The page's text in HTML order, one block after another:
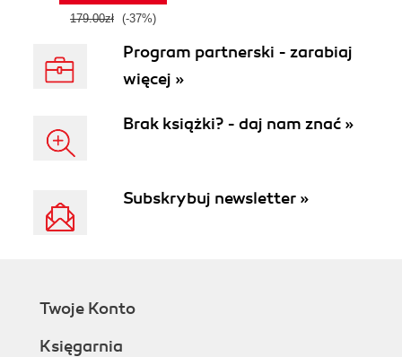
179.00zł (-37%)
Program partnerski - zarabiaj
więcej »
Brak książki? - daj nam znać »
Subskrybuj newsletter »
Twoje Konto
Księgarnia